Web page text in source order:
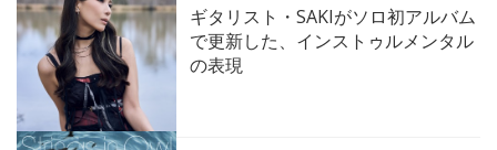
ギタリスト・SAKIがソロ初アルバム
で更新した、インストゥルメンタル
の表現